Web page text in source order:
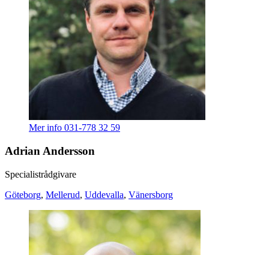
Mer info 031-778 32 59
Adrian Andersson
Specialistrådgivare
Göteborg, Mellerud, Uddevalla, Vänersborg